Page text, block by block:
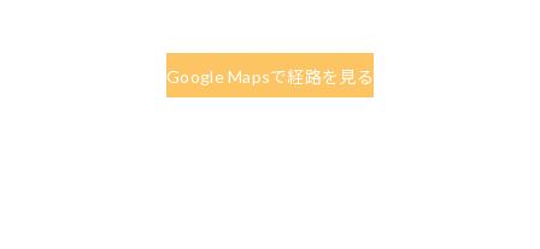
Google Mapsで経路を見る